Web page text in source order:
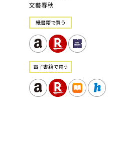
文藝春秋
紙書籍で買う
電⼦書籍で買う